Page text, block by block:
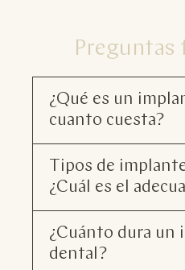
Preguntas
¿Qué es un
cuanto cuesta?
Tipos de
¿Cuál es el
¿Cuánto dura un
dental?